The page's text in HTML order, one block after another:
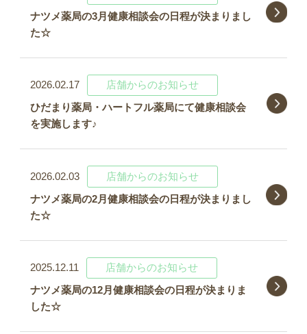
ナツメ薬局の3月健康相談会の日程が決まりまし
た☆
2026.02.17
店舗からのお知らせ
ひだまり薬局・ハートフル薬局にて健康相談会
を実施します♪
2026.02.03
店舗からのお知らせ
ナツメ薬局の2月健康相談会の日程が決まりまし
た☆
2025.12.11
店舗からのお知らせ
ナツメ薬局の12月健康相談会の日程が決まりま
した☆